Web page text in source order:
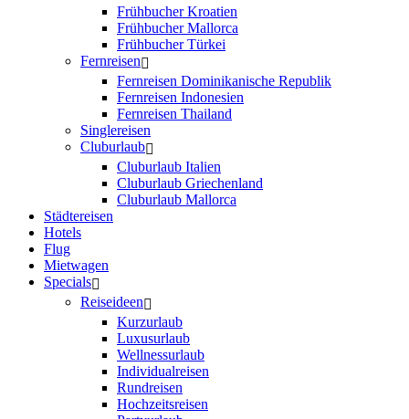
Frühbucher Kroatien
Frühbucher Mallorca
Frühbucher Türkei
Fernreisen
Fernreisen Dominikanische Republik
Fernreisen Indonesien
Fernreisen Thailand
Singlereisen
Cluburlaub
Cluburlaub Italien
Cluburlaub Griechenland
Cluburlaub Mallorca
Städtereisen
Hotels
Flug
Mietwagen
Specials
Reiseideen
Kurzurlaub
Luxusurlaub
Wellnessurlaub
Individualreisen
Rundreisen
Hochzeitsreisen